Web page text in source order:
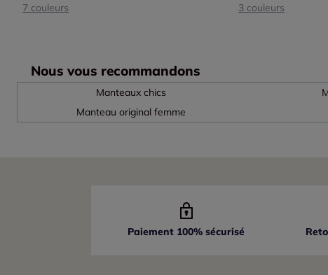
7 couleurs
3 couleurs
Nous vous recommandons
Manteaux chics
Manteau original femme
Paiement 100% sécurisé